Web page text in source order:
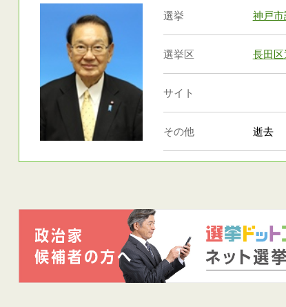
選挙 神戸
選挙区 長田
サイト
その他 逝去